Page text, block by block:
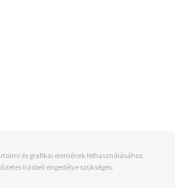
és grafikai elemének felhasználásához
írásbeli engedélye szükséges.